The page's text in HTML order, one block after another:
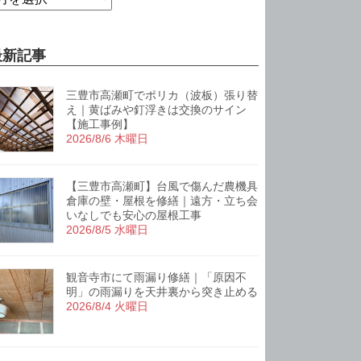
記事
三豊市高瀬町でポリカ（波板）張り替
え｜黄ばみや釘浮きは交換のサイン
【施工事例】
2026/8/6 木曜日
【三豊市高瀬町】台風で傷んだ農機具
倉庫の壁・屋根を修繕｜遠方・立ち会
いなしでも安心の屋根工事
2026/8/5 水曜日
観音寺市にて雨漏り修繕｜「原因不
明」の雨漏りを天井裏から突き止める
2026/8/4 火曜日